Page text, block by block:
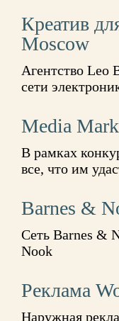
Креатив
Moscow
Агентство Leo
сети
Media
В рамках
все, что им
Barnes &
Сеть Barnes &
Nook
Реклама
Наружная